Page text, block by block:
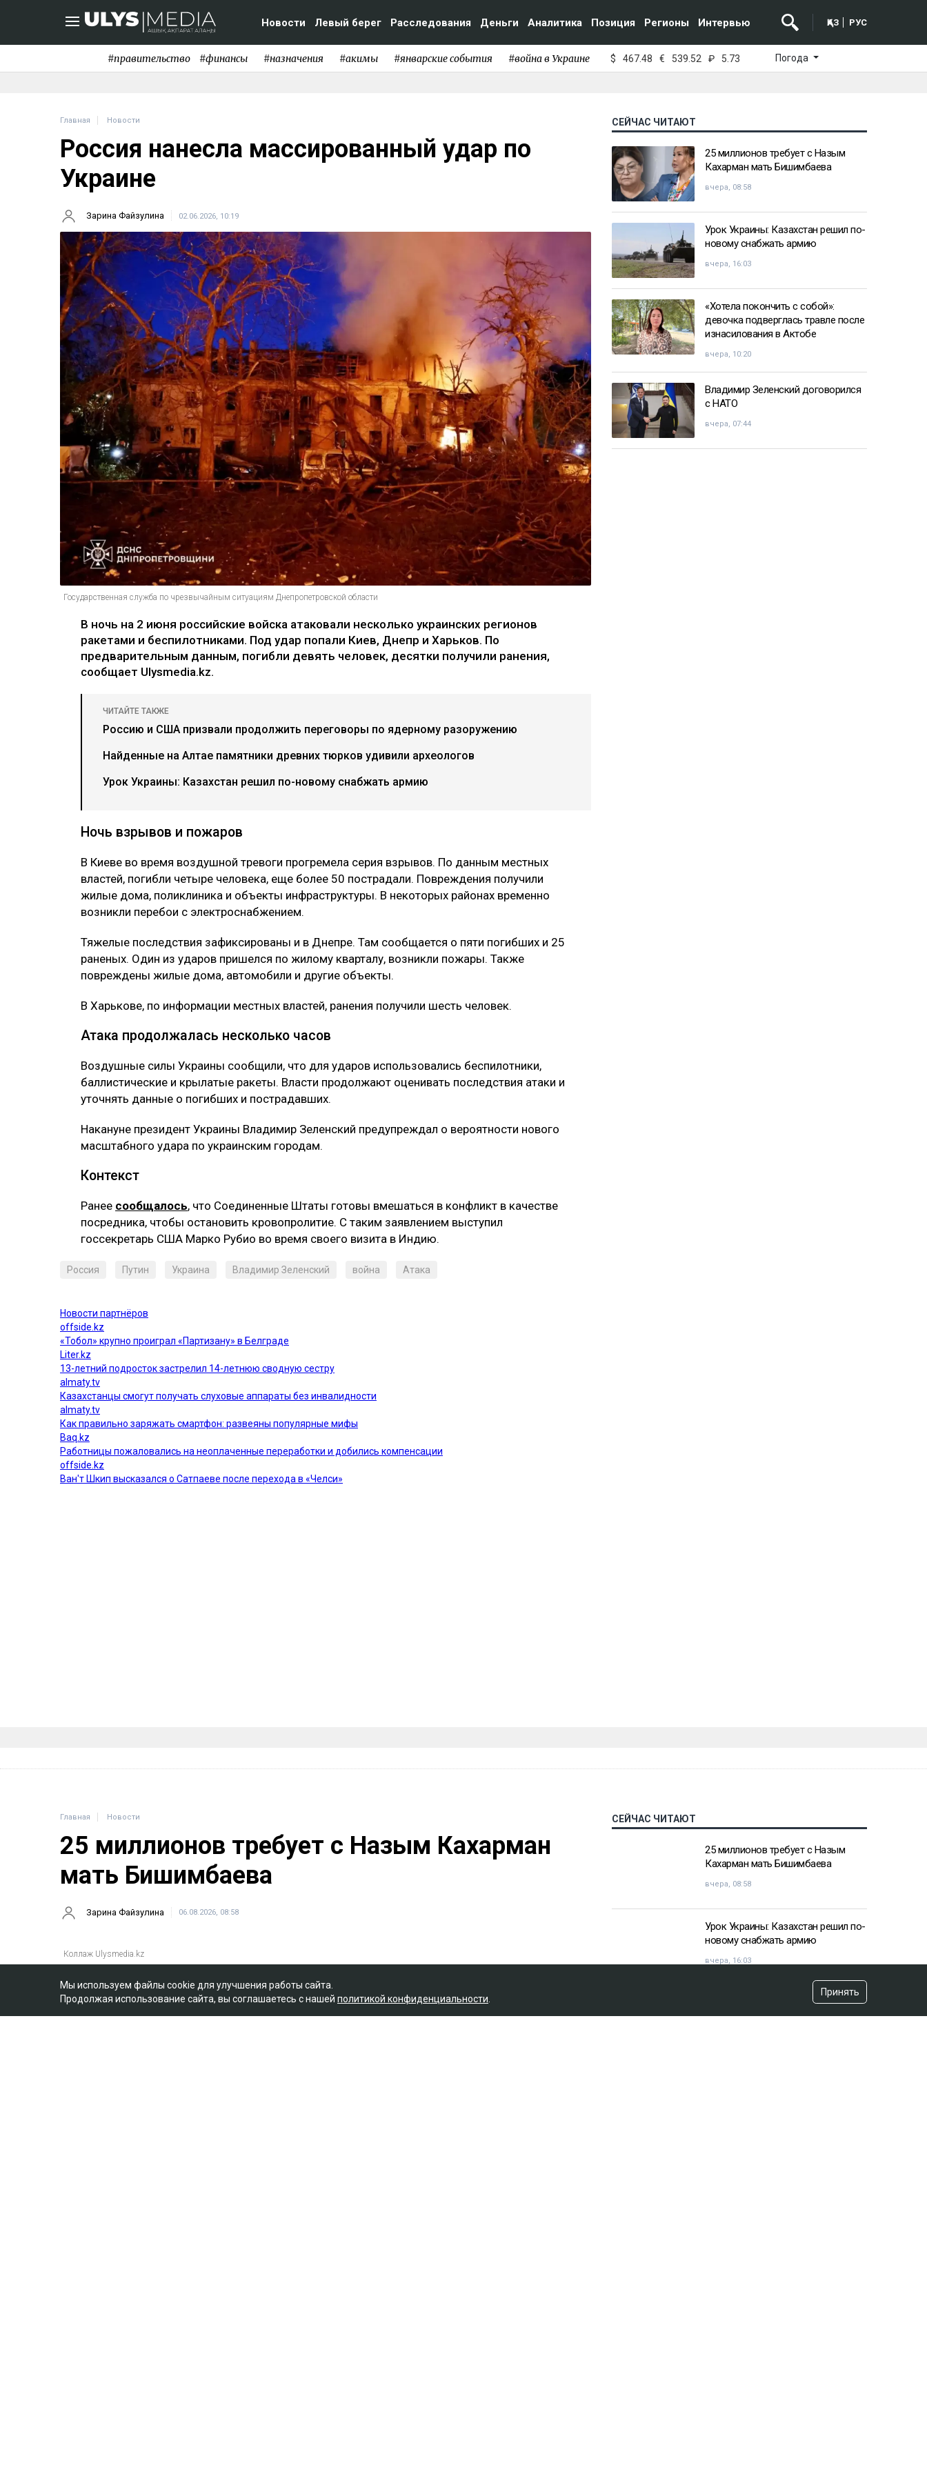
Новости Левый берег Расследования Деньги Аналитика Позиция Регионы Интервью ҚАЗ РУС
#правительство #финансы #назначения #акимы #январские события #война в Украине $ 467.48 € 539.52 ₽ 5.73 Погода
Главная Новости
Россия нанесла массированный удар по
Украине
Зарина Файзулина 02.06.2026, 10:19
Государственная служба по чрезвычайным ситуациям Днепропетровской области
В ночь на 2 июня российские войска атаковали несколько украинских регионов
ракетами и беспилотниками. Под удар попали Киев, Днепр и Харьков. По
предварительным данным, погибли девять человек, десятки получили ранения,
сообщает Ulysmedia.kz.
ЧИТАЙТЕ ТАКЖЕ
Россию и США призвали продолжить переговоры по ядерному разоружению
Найденные на Алтае памятники древних тюрков удивили археологов
Урок Украины: Казахстан решил по-новому снабжать армию
Ночь взрывов и пожаров
В Киеве во время воздушной тревоги прогремела серия взрывов. По данным местных
властей, погибли четыре человека, еще более 50 пострадали. Повреждения получили
жилые дома, поликлиника и объекты инфраструктуры. В некоторых районах временно
возникли перебои с электроснабжением.
Тяжелые последствия зафиксированы и в Днепре. Там сообщается о пяти погибших и 25
раненых. Один из ударов пришелся по жилому кварталу, возникли пожары. Также
повреждены жилые дома, автомобили и другие объекты.
В Харькове, по информации местных властей, ранения получили шесть человек.
Атака продолжалась несколько часов
Воздушные силы Украины сообщили, что для ударов использовались беспилотники,
баллистические и крылатые ракеты. Власти продолжают оценивать последствия атаки и
уточнять данные о погибших и пострадавших.
Накануне президент Украины Владимир Зеленский предупреждал о вероятности нового
масштабного удара по украинским городам.
Контекст
Ранее сообщалось, что Соединенные Штаты готовы вмешаться в конфликт в качестве
посредника, чтобы остановить кровопролитие. С таким заявлением выступил
госсекретарь США Марко Рубио во время своего визита в Индию.
Россия Путин Украина Владимир Зеленский война Атака
СЕЙЧАС ЧИТАЮТ
25 миллионов требует с Назым
Кахарман мать Бишимбаева
вчера, 08:58
Урок Украины: Казахстан решил по-
новому снабжать армию
вчера, 16:03
«Хотела покончить с собой»:
девочка подверглась травле после
изнасилования в Актобе
вчера, 10:20
Владимир Зеленский договорился
с НАТО
вчера, 07:44
Главная Новости
25 миллионов требует с Назым Кахарман
мать Бишимбаева
Зарина Файзулина 06.08.2026, 08:58
СЕЙЧАС ЧИТАЮТ
25 миллионов требует с Назым
Кахарман мать Бишимбаева
вчера, 08:58
Урок Украины: Казахстан решил по-
новому снабжать армию
вчера, 16:03
«Хотела покончить с собой»:
девочка подверглась травле после
Мы используем файлы cookie для улучшения работы сайта.
Продолжая использование сайта, вы соглашаетесь с нашей политикой конфиденциальности
Принять